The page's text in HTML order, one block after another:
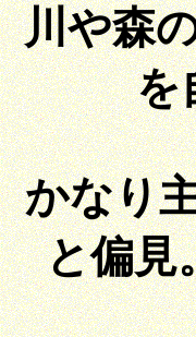
川や森
を
かなり
と偏見